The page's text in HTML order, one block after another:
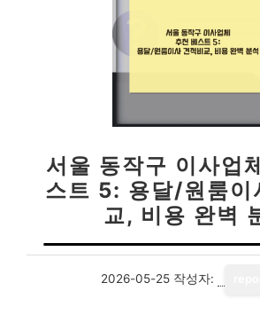
서울 동작구 이사업
스트 5: 용달/원룸이
교, 비용 완벽
2026-05-25 작성자: